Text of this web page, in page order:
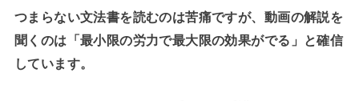
つまらない文法書を読むのは苦痛ですが、動画の解説を
聞くのは「最小限の労力で最大限の効果がでる」と確信
しています。